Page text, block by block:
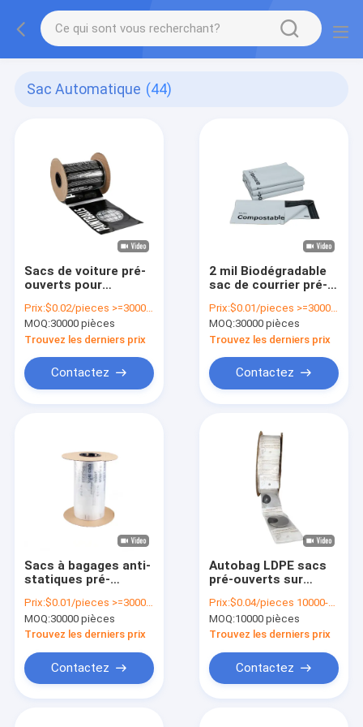
Sac Automatique (44)
Sacs de voiture pré-
ouverts pour
poubelles
intelligentes
Prix:$0.02/pieces >=30000 pieces
MOQ:30000 pièces
Trouvez les derniers prix
Contactez
2 mil Biodégradable
sac de courrier pré-
automatique poly
courriers imprimés
sur mesure
Prix:$0.01/pieces >=30000 pieces
MOQ:30000 pièces
Trouvez les derniers prix
Contactez
Sacs à bagages anti-
statiques pré-
plastique
Prix:$0.01/pieces >=30000 pieces
MOQ:30000 pièces
Trouvez les derniers prix
Contactez
Autobag LDPE sacs
pré-ouverts sur
épaisseur gravure
Prix:$0.04/pieces 10000-199999 pieces
MOQ:10000 pièces
Trouvez les derniers prix
Contactez